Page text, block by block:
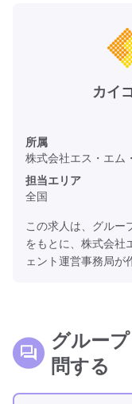
カイ
所属
株式会社エス・エム
担当エリア
全国
この求人は、グルー
をもとに、株式会社
ェント運営事務局が
グルー
問する